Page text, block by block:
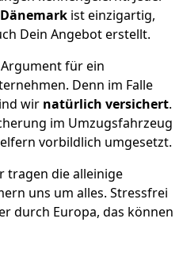
ist einzigartig,
Dein Angebot erstellt.
für ein
Denn im Falle
wir natürlich versichert.
im Umzugsfahrzeug
vorbildlich umgesetzt.
tragen die alleinige
uns um alles. Stressfrei
durch Europa, das können